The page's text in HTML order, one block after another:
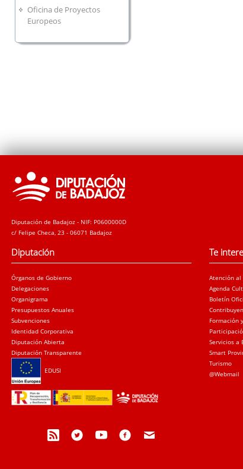
Oficina de Proyectos
Europeos
Diputación de Badajoz - NIF: P0600000D
c/ Felipe Checa, 23 - 06071 Badajoz
Diputación
Órganos de Gobierno
Delegaciones
Organigrama
Presupuestos Anuales
Subvenciones
Identidad Corporativa
Diputación Abierta
Diputación Transparente
EDUSI
Te
Atención al
Agenda
Boletín
Formación
Servicios a
Smart
Turismo
@Webmail